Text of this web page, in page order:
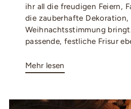
ihr all die freudigen Feiern,
die zauberhafte Dekoration,
Weihnachtsstimmung
passende, festliche Frisur
Mehr lesen